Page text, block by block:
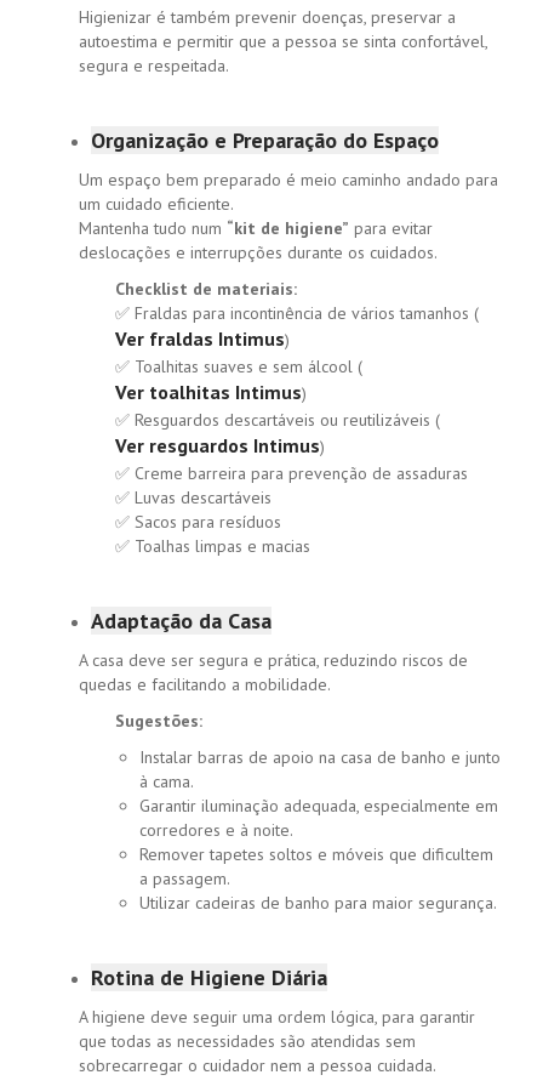
Higienizar é também prevenir doenças, preservar a
autoestima e permitir que a pessoa se sinta confortável,
segura e respeitada.
Organização e Preparação do Espaço
Um espaço bem preparado é meio caminho andado para
um cuidado eficiente.
Mantenha tudo num “kit de higiene” para evitar
deslocações e interrupções durante os cuidados.
Checklist de materiais:
✅ Fraldas para incontinência de vários tamanhos (
Ver fraldas Intimus)
✅ Toalhitas suaves e sem álcool (
Ver toalhitas Intimus)
✅ Resguardos descartáveis ou reutilizáveis (
Ver resguardos Intimus)
✅ Creme barreira para prevenção de assaduras
✅ Luvas descartáveis
✅ Sacos para resíduos
✅ Toalhas limpas e macias
Adaptação da Casa
A casa deve ser segura e prática, reduzindo riscos de
quedas e facilitando a mobilidade.
Sugestões:
Instalar barras de apoio na casa de banho e junto
à cama.
Garantir iluminação adequada, especialmente em
corredores e à noite.
Remover tapetes soltos e móveis que dificultem
a passagem.
Utilizar cadeiras de banho para maior segurança.
Rotina de Higiene Diária
A higiene deve seguir uma ordem lógica, para garantir
que todas as necessidades são atendidas sem
sobrecarregar o cuidador nem a pessoa cuidada.